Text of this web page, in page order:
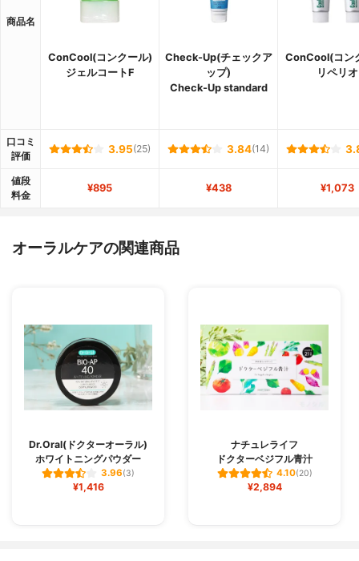
商品名
ConCool(コンクール)
ジェルコートF
Check-Up(チェックア
ップ)
Check-Up standard
ConCool(コン
リペリオ
口コミ
評価
3.95(25) 3.84(14)
値段
料金
¥895 ¥438 ¥1,073
オーラルケアの関連商品
Dr.Oral(ドクターオーラル)
ホワイトニングパウダー
3.96(3)
¥1,416
ナチュレライフ
ドクターベジフル青汁
4.10(20)
¥2,894